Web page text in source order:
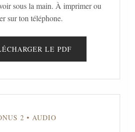
sous la main. À imprimer ou
sur ton téléphone.
LE PDF
2 • AUDIO